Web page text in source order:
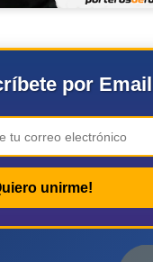
por Email
unirme!